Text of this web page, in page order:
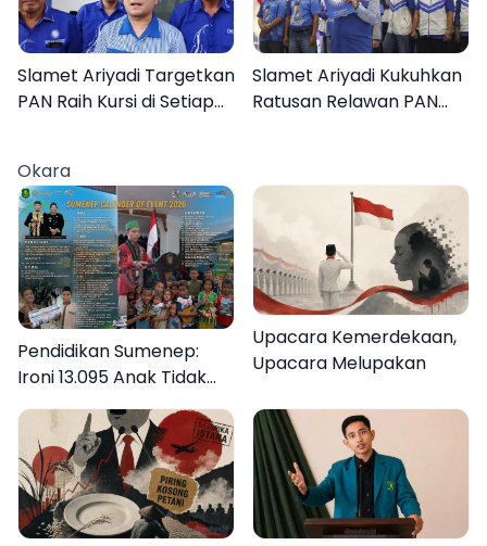
Slamet Ariyadi Targetkan
PAN Raih Kursi di Setiap
Slamet Ariyadi Kukuhkan
Ratusan Relawan PAN
Rakyat
Okara
Pendidikan Sumenep:
Ironi 13.095 Anak Tidak
Sekolah Menyaksikan
Semarak Festival
Kalender Event 2026
Upacara Kemerdekaan,
Upacara Melupakan